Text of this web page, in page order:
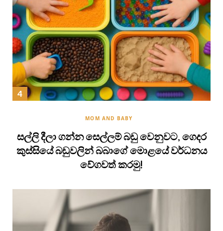
MOM AND BABY
සල්ලි දීලා ගන්න සෙල්ලම් බඩු වෙනුවට, ගෙදර
කුස්සියේ බඩුවලින් බබාගේ මොළයේ වර්ධනය
වේගවත් කරමු!